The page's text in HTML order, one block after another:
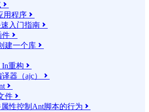

用程序 
入门指南 
件 
建一个库 
In重构 
器（ajc） 

件 
性控制Ant脚本的行为 